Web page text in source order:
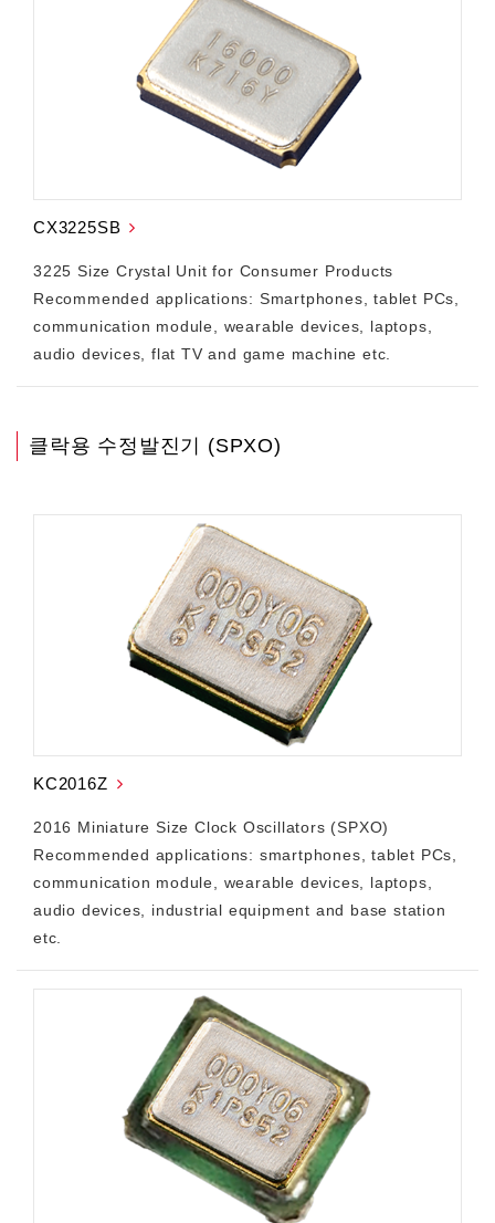
CX3225SB
3225 Size Crystal Unit for Consumer Products
Recommended applications: Smartphones, tablet PCs,
communication module, wearable devices, laptops,
audio devices, flat TV and game machine etc.
클락용 수정발진기 (SPXO)
KC2016Z
2016 Miniature Size Clock Oscillators (SPXO)
Recommended applications: smartphones, tablet PCs,
communication module, wearable devices, laptops,
audio devices, industrial equipment and base station
etc.